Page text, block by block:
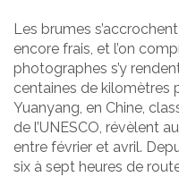
Les brumes
encore frais, et l’on
photographes s’y
centaines de kilomètres
Yuanyang, en Chine,
de l’UNESCO, révèlent
entre février et avril.
six à sept heures de